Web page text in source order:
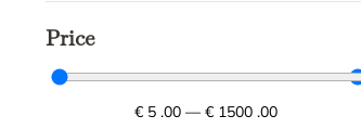
Price
€ 5 .00 —€ 1500 .00